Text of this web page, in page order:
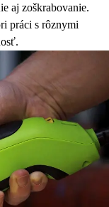
aj zoškrabovanie.
práci s rôznymi